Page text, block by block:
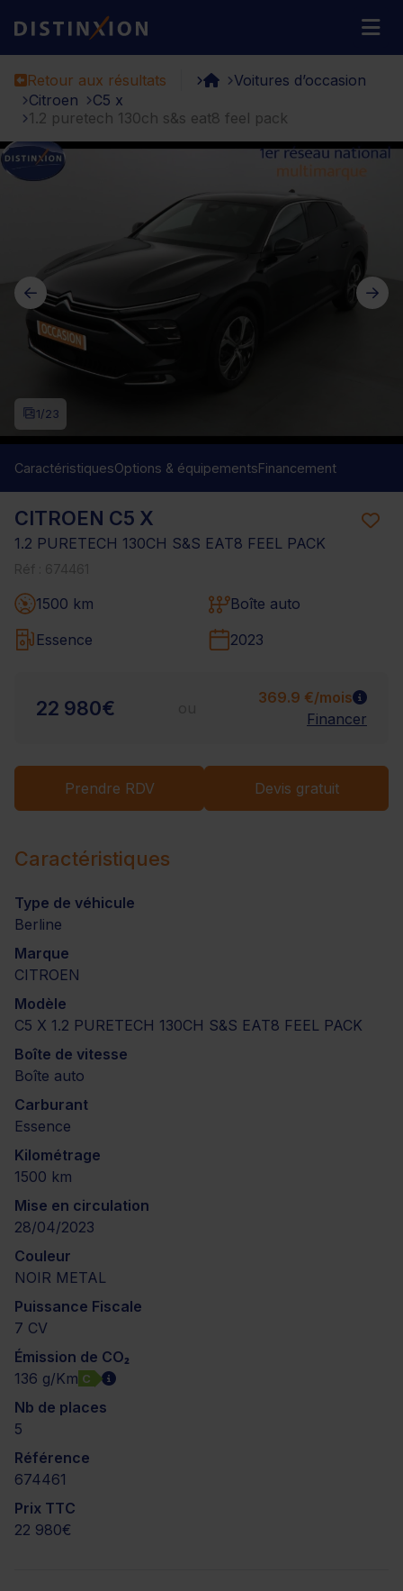
Distinxion
Retour aux résultats
Voitures d’occasion
Citroen
C5 x
1.2 puretech 130ch s&s eat8 feel pack
CITROEN C5 X
1.2 PURETECH 130CH S&S EAT8 FEEL PACK
1500 km
Boîte auto
Essence
2023
22 980€
369.9 €/mois
Financer
Prendre RDV Devis gratuit
1/23
CaractéristiquesOptions & équipementsFinancement
Caractéristiques
Type de véhicule
Berline
Marque
CITROEN
Modèle
C5 X 1.2 PURETECH 130CH S&S EAT8 FEEL PACK
Boîte de vitesse
Boîte auto
Carburant
Essence
Kilométrage
1500 km
Mise en circulation
28/04/2023
Couleur
NOIR METAL
Puissance Fiscale
7 CV
Émission de CO₂
136 g/Km C
Nb de places
5
Référence
674461
Prix TTC
22 980€